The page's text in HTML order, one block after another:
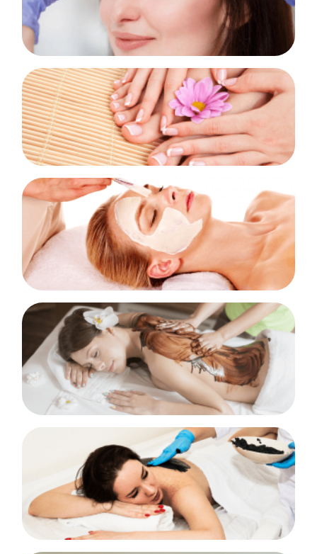
SABER MAIS!
Técnicas e embelezamento de mãos e pés 50 Horas
SABER MAIS!
Tratamentos Faciais
50 Horas
SABER MAIS!
Tratamentos Corporais
50 Horas
SABER MAIS!
Envolvimentos Corporais
25 Horas
SABER MAIS!